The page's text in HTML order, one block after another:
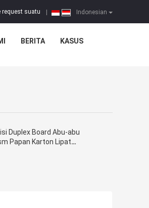
Indonesian
request suatu
BERITA KASUS
Duplex Board Abu-abu
Papan Karton Lipat